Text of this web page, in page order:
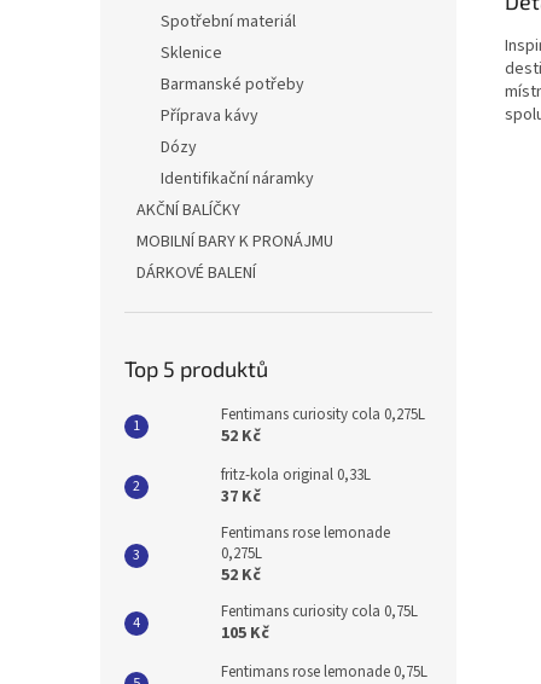
Spotřební materiál
Sklenice
Barmanské potřeby
Příprava kávy
Dózy
Identifikační náramky
AKČNÍ BALÍČKY
MOBILNÍ BARY K PRONÁJMU
DÁRKOVÉ BALENÍ
Top 5 produktů
Fentimans curiosity cola 0,275L
52 Kč
fritz-kola original 0,33L
37 Kč
Fentimans rose lemonade
0,275L
52 Kč
Fentimans curiosity cola 0,75L
105 Kč
Fentimans rose lemonade 0,75L